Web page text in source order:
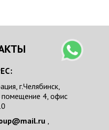
г.Челябинск,
помещение 4, офис
,